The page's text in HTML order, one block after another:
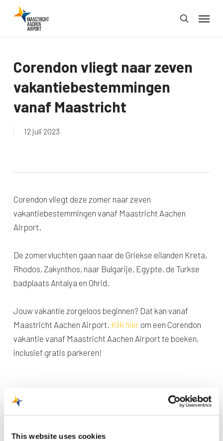
This website uses cookies
search
Menu
Corendon vliegt naar zeven
vakantiebestemmingen
vanaf Maastricht
12 juli 2023
Corendon vliegt deze zomer naar zeven
vakantiebestemmingen vanaf Maastricht Aachen
Airport.
De zomervluchten gaan naar de Griekse eilanden Kreta,
Rhodos, Zakynthos, naar Bulgarije, Egypte, de Turkse
badplaats Antalya en Ohrid.
Jouw vakantie zorgeloos beginnen? Dat kan vanaf
Maastricht Aachen Airport. Klik hierom een Corendon
vakantie vanaf Maastricht Aachen Airport te boeken,
inclusief gratis parkeren!